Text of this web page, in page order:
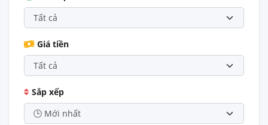
Giá tiền
Sắp xếp